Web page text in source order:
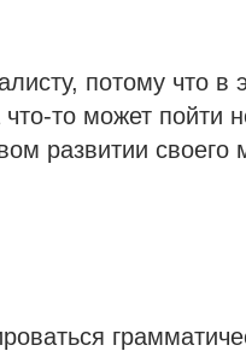
потому что в
то может пойти
развитии